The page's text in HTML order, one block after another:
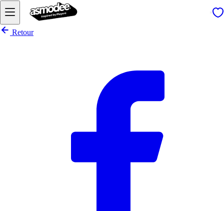
Retour